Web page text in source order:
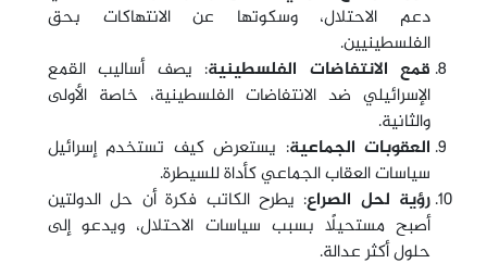
دعم الاحتلال، وسكوتها عن الانتهاكات بحق
الفلسطينيين.
قمع الانتفاضات الفلسطينية: يصف أساليب القمع
الإسرائيلي ضد الانتفاضات الفلسطينية، خاصة الأولى
والثانية.
العقوبات الجماعية: يستعرض كيف تستخدم إسرائيل
سياسات العقاب الجماعي كأداة للسيطرة.
رؤية لحل الصراع: يطرح الكاتب فكرة أن حل الدولتين
أصبح مستحيلًا بسبب سياسات الاحتلال، ويدعو إلى
حلول أكثر عدالة.